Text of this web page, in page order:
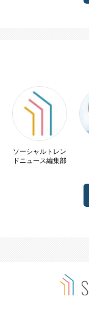
ソーシャルトレン
ドニュース編集部